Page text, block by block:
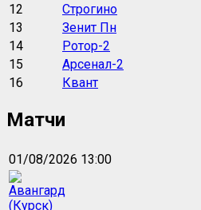
12
Строгино
13
Зенит Пн
14
Ротор-2
15
Арсенал-2
16
Квант
Матчи
01/08/2026 13:00